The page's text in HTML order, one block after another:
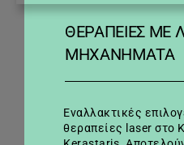
ΘΕΡΑΠΕΊΕΣ ΜΕ
ΜΗΧΑΝΉΜΑΤΑ
Εναλλακτικές
θεραπείες laser στο